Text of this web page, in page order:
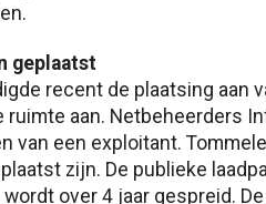
geplaatst
recent de plaatsing aan
ruimte aan. Netbeheerders
van een exploitant.
zijn. De publieke
over 4 jaar gespreid.